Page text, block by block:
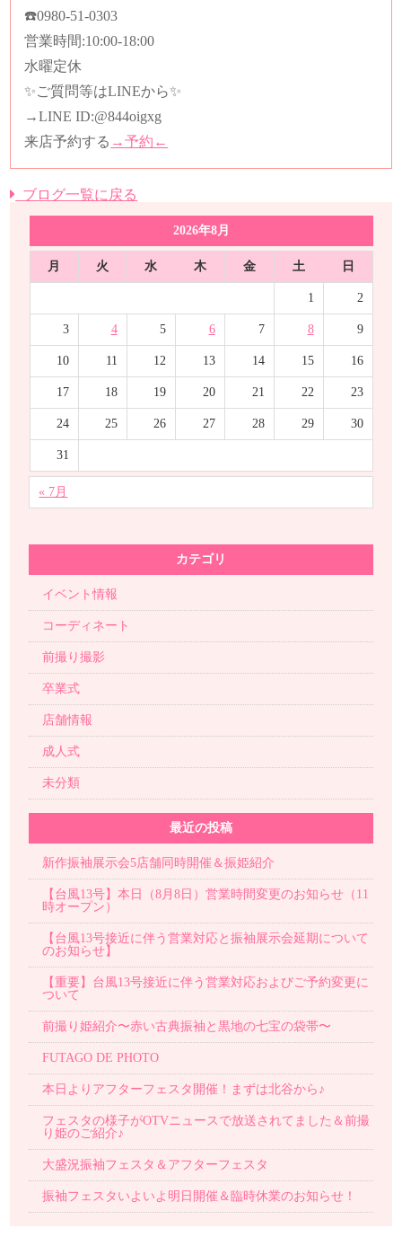
☎️0980-51-0303
営業時間:10:00-18:00
水曜定休
✨ご質問等はLINEから✨
→LINE ID:@844oigxg
来店予約する →予約←
ブログ一覧に戻る
2026年8月
月 火 水 木 金 土 日
1 2
3 4 5 6 7 8 9
10 11 12 13 14 15 16
17 18 19 20 21 22 23
24 25 26 27 28 29 30
31
« 7月
カテゴリ
イベント情報
コーディネート
前撮り撮影
卒業式
店舗情報
成人式
未分類
最近の投稿
新作振袖展示会5店舗同時開催＆振姫紹介
【台風13号】本日（8月8日）営業時間変更のお知らせ（11
時オープン）
【台風13号接近に伴う営業対応と振袖展示会延期について
のお知らせ】
【重要】台風13号接近に伴う営業対応およびご予約変更に
ついて
前撮り姫紹介〜赤い古典振袖と黒地の七宝の袋帯〜
FUTAGO DE PHOTO
本日よりアフターフェスタ開催！まずは北谷から♪
フェスタの様子がOTVニュースで放送されてました＆前撮
り姫のご紹介♪
大盛況振袖フェスタ＆アフターフェスタ
振袖フェスタいよいよ明日開催＆臨時休業のお知らせ！